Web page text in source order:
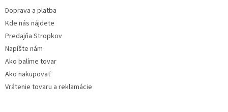
Doprava a platba
Kde nás nájdete
Predajňa Stropkov
Napíšte nám
Ako balíme tovar
Ako nakupovať
Vrátenie tovaru a reklamácie